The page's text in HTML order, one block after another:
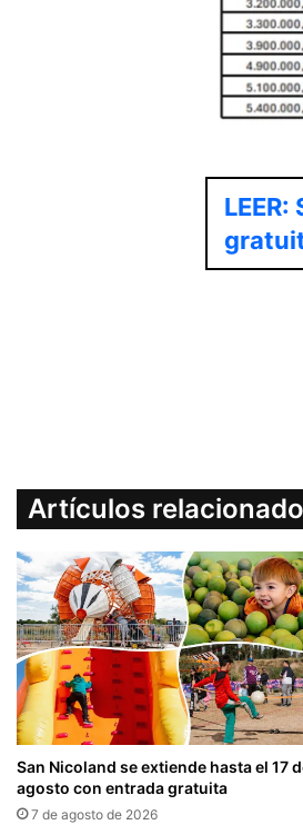
Artículos
San Nicoland se extiende hasta el 17
agosto con entrada gratuita
7 de agosto de 2026